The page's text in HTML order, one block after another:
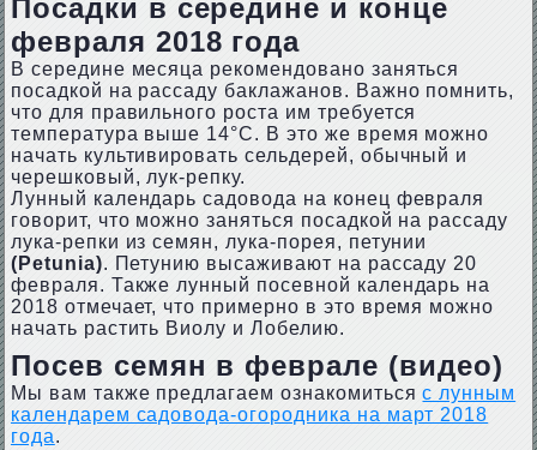
Посадки в середине и конце
февраля 2018 года
В середине месяца рекомендовано заняться
посадкой на рассаду баклажанов. Важно помнить,
что для правильного роста им требуется
температура выше 14°C. В это же время можно
начать культивировать сельдерей, обычный и
черешковый, лук-репку.
Лунный календарь садовода на конец февраля
говорит, что можно заняться посадкой на рассаду
лука-репки из семян, лука-порея, петунии
(Petunia). Петунию высаживают на рассаду 20
февраля. Также лунный посевной календарь на
2018 отмечает, что примерно в это время можно
начать растить Виолу и Лобелию.
Посев семян в феврале (видео)
Мы вам также предлагаем ознакомитьсяс лунным
календарем садовода-огородника на март 2018
года.